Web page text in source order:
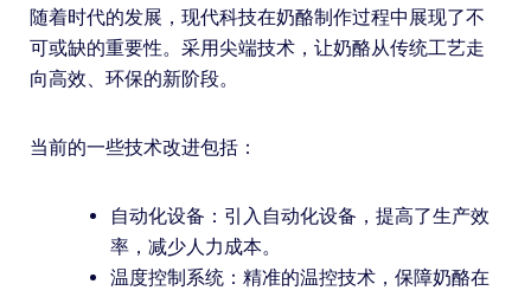
随着时代的发展，现代科技在奶酪制作过程中展现了不
可或缺的重要性。采用尖端技术，让奶酪从传统工艺走
向高效、环保的新阶段。
当前的一些技术改进包括：
自动化设备：引入自动化设备，提高了生产效
率，减少人力成本。
温度控制系统：精准的温控技术，保障奶酪在